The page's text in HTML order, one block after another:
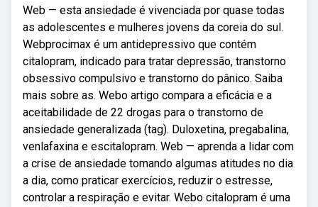
Web — esta ansiedade é vivenciada por quase todas
as adolescentes e mulheres jovens da coreia do sul.
Webprocimax é um antidepressivo que contém
citalopram, indicado para tratar depressão, transtorno
obsessivo compulsivo e transtorno do pânico. Saiba
mais sobre as. Webo artigo compara a eficácia e a
aceitabilidade de 22 drogas para o transtorno de
ansiedade generalizada (tag). Duloxetina, pregabalina,
venlafaxina e escitalopram. Web — aprenda a lidar com
a crise de ansiedade tomando algumas atitudes no dia
a dia, como praticar exercícios, reduzir o estresse,
controlar a respiração e evitar. Webo citalopram é uma